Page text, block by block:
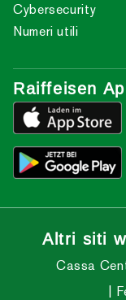
Cybersecurity
Numeri utili
Raiffeisen
Altri siti
Cassa